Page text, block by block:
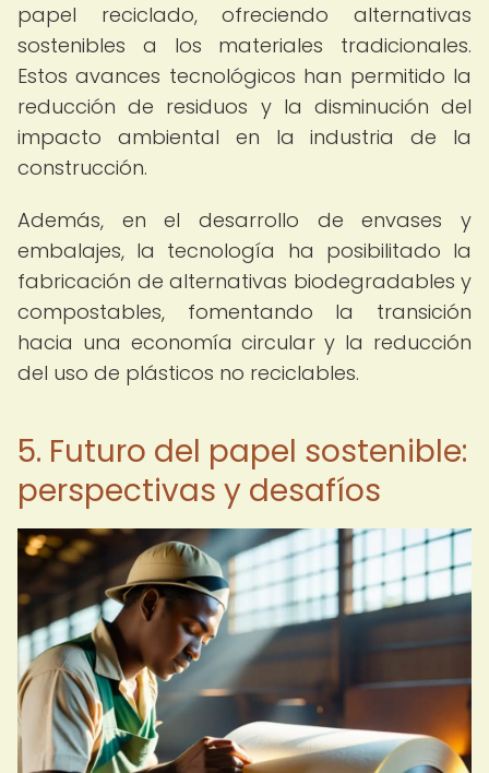
papel reciclado, ofreciendo alternativas
sostenibles a los materiales tradicionales.
Estos avances tecnológicos han permitido la
reducción de residuos y la disminución del
impacto ambiental en la industria de la
construcción.
Además, en el desarrollo de envases y
embalajes, la tecnología ha posibilitado la
fabricación de alternativas biodegradables y
compostables, fomentando la transición
hacia una economía circular y la reducción
del uso de plásticos no reciclables.
5. Futuro del papel sostenible:
perspectivas y desafíos